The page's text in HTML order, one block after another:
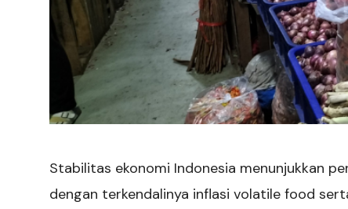
Stabilitas ekonomi Indonesia menunjukkan
dengan terkendalinya inflasi volatile food